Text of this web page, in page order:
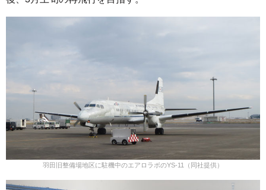
羽田旧整備場地区に駐機中のエアロラボのYS-11（同社提供）